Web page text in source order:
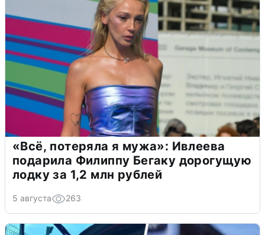
«Всё, потеряла я мужа»: Ивлеева
подарила Филиппу Бегаку дорогущую
лодку за 1,2 млн рублей
5 августа 263